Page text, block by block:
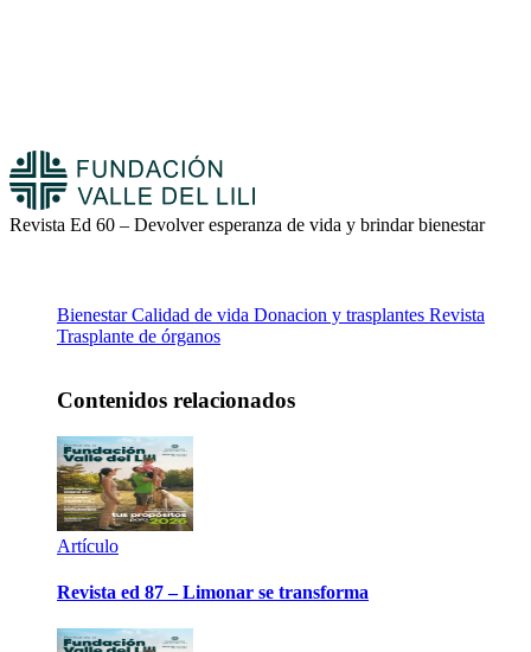
Revista Ed 60 – Devolver esperanza de vida y brindar bienestar
BienestarCalidad de vida Donacion y trasplantes Revista
Trasplante de órganos
Contenidos relacionados
Artículo
Revista ed 87 – Limonar se transforma